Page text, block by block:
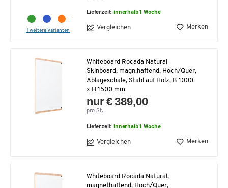
1 weitere Varianten
Lieferzeit:innerhalb 1 Woche
Vergleichen Merken
Whiteboard Rocada Natural
Skinboard, magn.haftend, Hoch/Quer,
Ablageschale, Stahl auf Holz, B 1000
x H 1500 mm
nur € 389,00
pro St.
Lieferzeit:innerhalb 1 Woche
Vergleichen Merken
Whiteboard Rocada Natural,
magnethaftend, Hoch/Quer,